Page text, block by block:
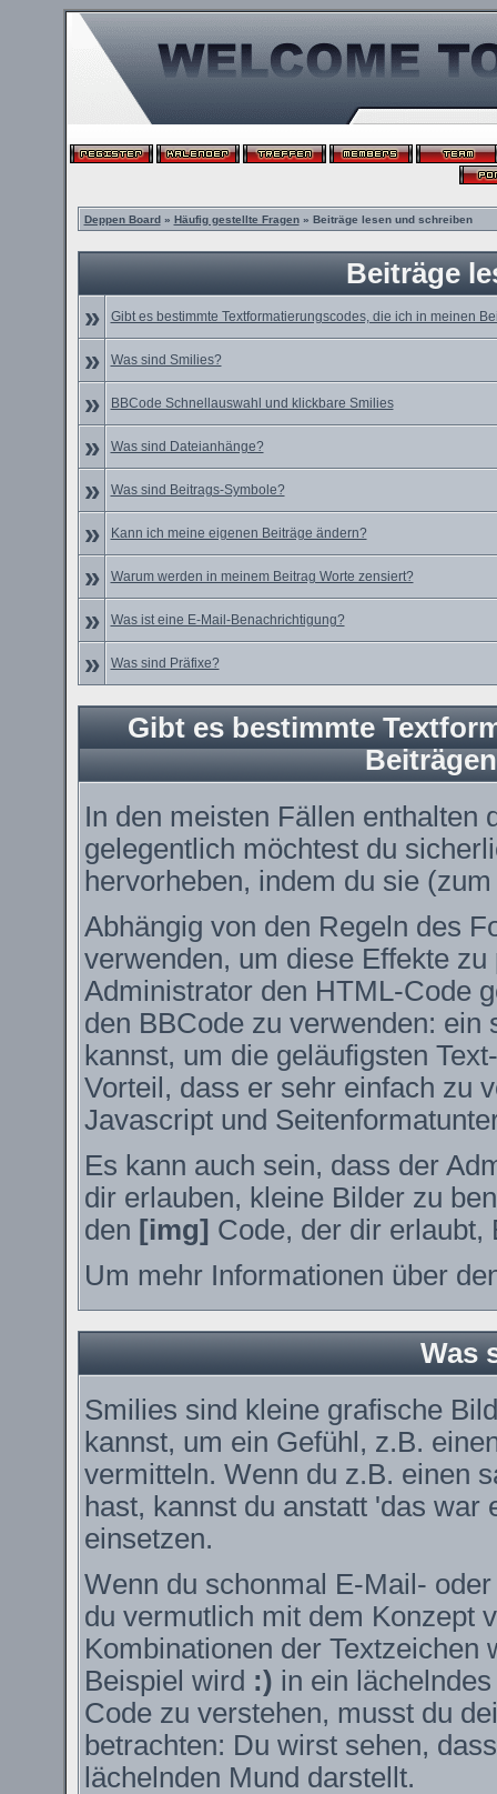
Deppen Board» Häufig gestellte Fragen» Beiträge lesen und schreiben
Beiträge
»
Gibt es bestimmte Textformatierungscodes, die ich in meinen
» Was sind Smilies?
» BBCode Schnellauswahl und klickbare Smilies
» Was sind Dateianhänge?
» Was sind Beitrags-Symbole?
» Kann ich meine eigenen Beiträge ändern?
» Warum werden in meinem Beitrag Worte zensiert?
» Was ist eine E-Mail-Benachrichtigung?
» Was sind Präfixe?
Gibt es bestimmte
In den meisten Fällen enthalten
gelegentlich möchtest du
hervorheben, indem du sie
Abhängig von den Regeln des
verwenden, um diese Effekte
Administrator den HTML-Code
den BBCode zu verwenden: ein
kannst, um die geläufigsten
Vorteil, dass er sehr einfach zu
Javascript und
Es kann auch sein, dass der
dir erlauben, kleine Bilder zu
den [img] Code, der dir erlaubt,
Um mehr Informationen über
Was
Smilies sind kleine grafische
kannst, um ein Gefühl, z.B.
vermitteln. Wenn du z.B. einen
hast, kannst du anstatt 'das
einsetzen.
Wenn du schonmal E-Mail-
du vermutlich mit dem Konzept
Kombinationen der
Beispiel wird :) in ein
Code zu verstehen, musst du
betrachten: Du wirst sehen,
lächelnden Mund darstellt.